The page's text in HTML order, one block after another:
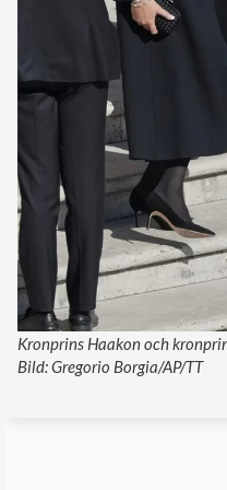
Kronprins Haakon och
Bild: Gregorio Borgia/AP/TT